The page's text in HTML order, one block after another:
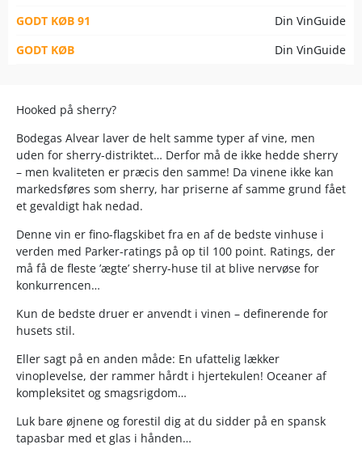
GODT KØB 91
Din VinGuide
GODT KØB
Din VinGuide
Hooked på sherry?
Bodegas Alvear laver de helt samme typer af vine, men
uden for sherry-distriktet… Derfor må de ikke hedde sherry
– men kvaliteten er præcis den samme! Da vinene ikke kan
markedsføres som sherry, har priserne af samme grund fået
et gevaldigt hak nedad.
Denne vin er fino-flagskibet fra en af de bedste vinhuse i
verden med Parker-ratings på op til 100 point. Ratings, der
må få de fleste ’ægte’ sherry-huse til at blive nervøse for
konkurrencen…
Kun de bedste druer er anvendt i vinen – definerende for
husets stil.
Eller sagt på en anden måde: En ufattelig lækker
vinoplevelse, der rammer hårdt i hjertekulen! Oceaner af
kompleksitet og smagsrigdom…
Luk bare øjnene og forestil dig at du sidder på en spansk
tapasbar med et glas i hånden…